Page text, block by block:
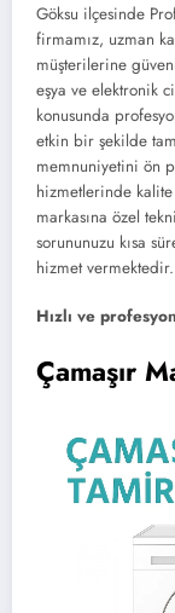
Göksu ilçesinde
firmamız, uzman
müşterilerine
eşya ve elektronik
konusunda
etkin bir şekilde
memnuniyetini ön
hizmetlerinde
markasına özel
sorununuzu kısa
hizmet vermektedir.
Hızlı ve
Çamaşır